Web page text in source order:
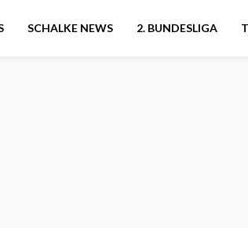
SCHALKE NEWS 2. BUNDESLIGA